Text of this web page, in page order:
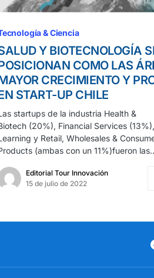
& Ciencia
Y BIOTECNOLOGÍA
COMO LAS
CRECIMIENTO Y
START-UP CHILE
startups de la industria Health &
(20%), Financial Services
y Retail, Wholesales &
(ambas con un 11%)fueron
Editorial Tour Innovación
15 de julio de 2022